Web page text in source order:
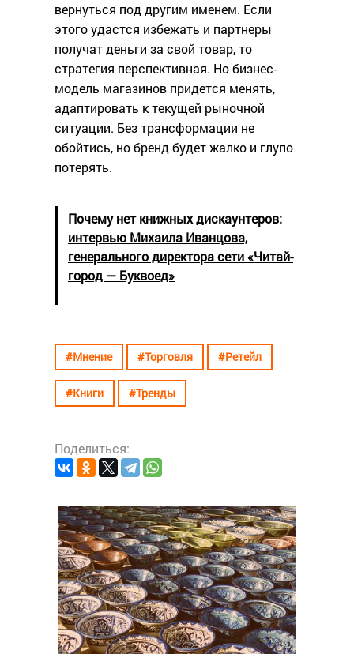
вернуться под другим именем. Если
этого удастся избежать и партнеры
получат деньги за свой товар, то
стратегия перспективная. Но бизнес-
модель магазинов придется менять,
адаптировать к текущей рыночной
ситуации. Без трансформации не
обойтись, но бренд будет жалко и глупо
потерять.
Почему нет книжных дискаунтеров:
интервью Михаила Иванцова,
генерального директора сети «Читай-
город — Буквоед»
#Мнение #Торговля #Ретейл
#Книги #Тренды
Поделиться: